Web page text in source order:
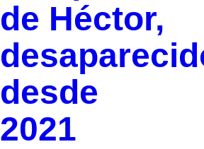
de Héctor,
desde
2021